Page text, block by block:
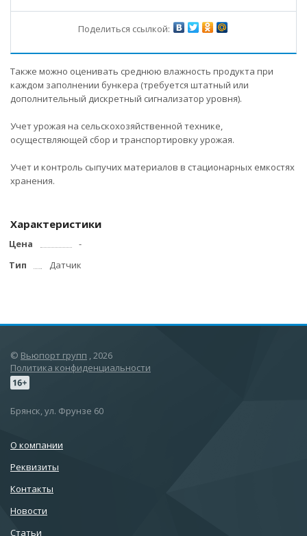
Поделиться ссылкой:
Также можно оценивать среднюю влажность продукта при
каждом заполнении бункера (требуется штатный или
дополнительный дискретный сигнализатор уровня).
Учет урожая на сельскохозяйственной технике,
осуществляющей сбор и транспортировку урожая.
Учет и контроль сыпучих материалов в стационарных емкостях
хранения.
Характеристики
Цена
-
Тип
Датчик
© Вьюпорт групп , 2026
Политика конфиденциальности
Брянск, ул. Фрунзе 60
О компании
Реквизиты
Контакты
Новости
Статьи